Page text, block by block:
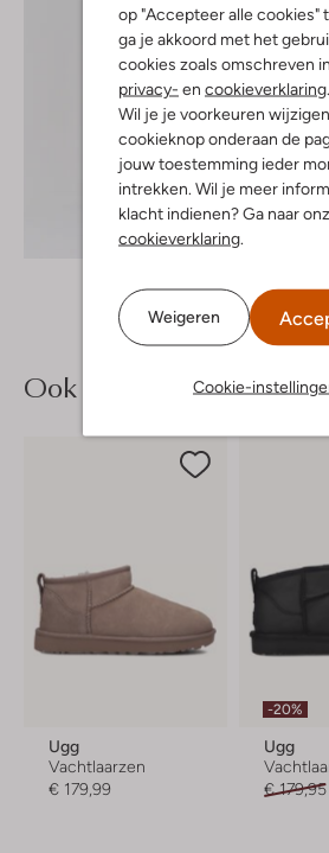
op "Accepteer alle cookies"
ga je akkoord met het
cookies zoals omschreven
privacy- en cookieverklaring
Wil je je voorkeuren
cookieknop onderaan de
jouw toestemming ieder
intrekken. Wil je meer
klacht indienen? Ga naar
cookieverklaring
Weigeren
Cookie-
Ontdek de look
Ook iets voor jou?
Ugg
Vachtlaarzen
€ 179,99
-20%
Ugg
€ 179,95